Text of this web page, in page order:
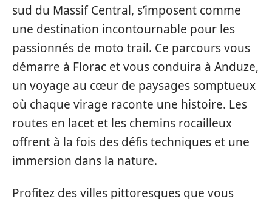
sud du Massif Central, s’imposent comme
une destination incontournable pour les
passionnés de moto trail. Ce parcours vous
démarre à Florac et vous conduira à Anduze,
un voyage au cœur de paysages somptueux
où chaque virage raconte une histoire. Les
routes en lacet et les chemins rocailleux
offrent à la fois des défis techniques et une
immersion dans la nature.
Profitez des villes pittoresques que vous